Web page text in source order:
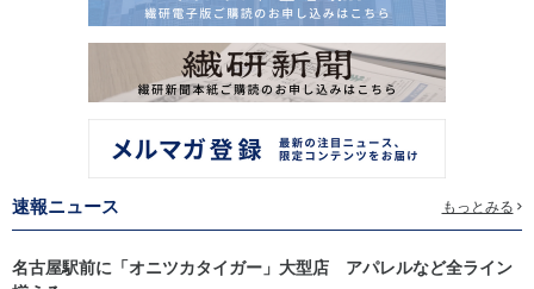
速報ニュース もっとみる
名古屋駅前に「オニツカタイガー」大型店 アパレルなど全ライン